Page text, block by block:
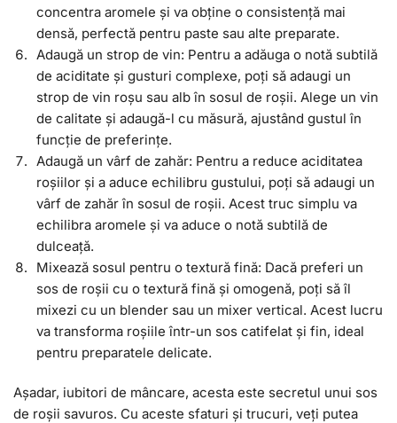
concentra aromele și va obține o consistență mai
densă, perfectă pentru paste sau alte preparate.
Adaugă un strop de vin: Pentru a adăuga o notă subtilă
de aciditate și gusturi complexe, poți să adaugi un
strop de vin roșu sau alb în sosul de roșii. Alege un vin
de calitate și adaugă-l cu măsură, ajustând gustul în
funcție de preferințe.
Adaugă un vârf de zahăr: Pentru a reduce aciditatea
roșiilor și a aduce echilibru gustului, poți să adaugi un
vârf de zahăr în sosul de roșii. Acest truc simplu va
echilibra aromele și va aduce o notă subtilă de
dulceață.
Mixează sosul pentru o textură fină: Dacă preferi un
sos de roșii cu o textură fină și omogenă, poți să îl
mixezi cu un blender sau un mixer vertical. Acest lucru
va transforma roșiile într-un sos catifelat și fin, ideal
pentru preparatele delicate.
Așadar, iubitori de mâncare, acesta este secretul unui sos
de roșii savuros. Cu aceste sfaturi și trucuri, veți putea